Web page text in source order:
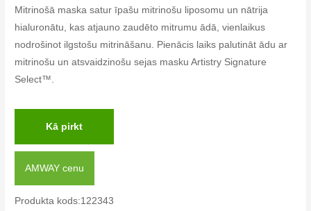
Mitrinošā maska satur īpašu mitrinošu liposomu un nātrija
hialuronātu, kas atjauno zaudēto mitrumu ādā, vienlaikus
nodrošinot ilgstošu mitrināšanu. Pienācis laiks palutināt ādu ar
mitrinošu un atsvaidzinošu sejas masku Artistry Signature
Select™.
Kā pirkt
AMWAY cenu
Produkta kods:122343